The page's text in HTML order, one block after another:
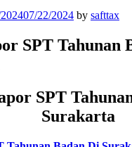
07/22/2024 by safttax
SPT
Surakarta